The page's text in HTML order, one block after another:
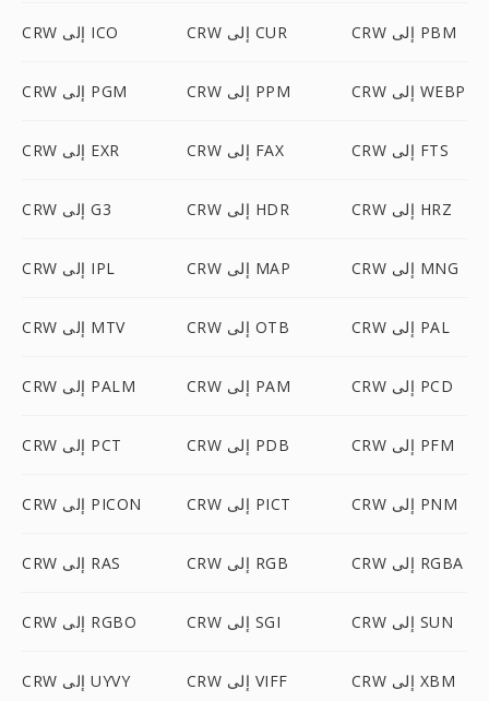
CRW إلى ICO CRW إلى CUR CRW إلى PBM
CRW إلى PGM CRW إلى PPM CRW إلى WEBP
CRW إلى EXR CRW إلى FAX CRW إلى FTS
CRW إلى G3 CRW إلى HDR CRW إلى HRZ
CRW إلى IPL CRW إلى MAP CRW إلى MNG
CRW إلى MTV CRW إلى OTB CRW إلى PAL
CRW إلى PALM CRW إلى PAM CRW إلى PCD
CRW إلى PCT CRW إلى PDB CRW إلى PFM
CRW إلى PICON CRW إلى PICT CRW إلى PNM
CRW إلى RAS CRW إلى RGB CRW إلى RGBA
CRW إلى RGBO CRW إلى SGI CRW إلى SUN
CRW إلى UYVY CRW إلى VIFF CRW إلى XBM